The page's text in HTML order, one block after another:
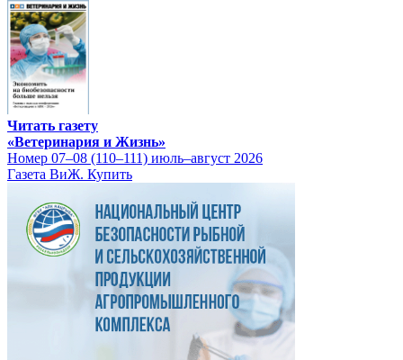
Читать газету
«Ветеринария и Жизнь»
Номер 07–08 (110–111) июль–август 2026
Газета ВиЖ. Купить